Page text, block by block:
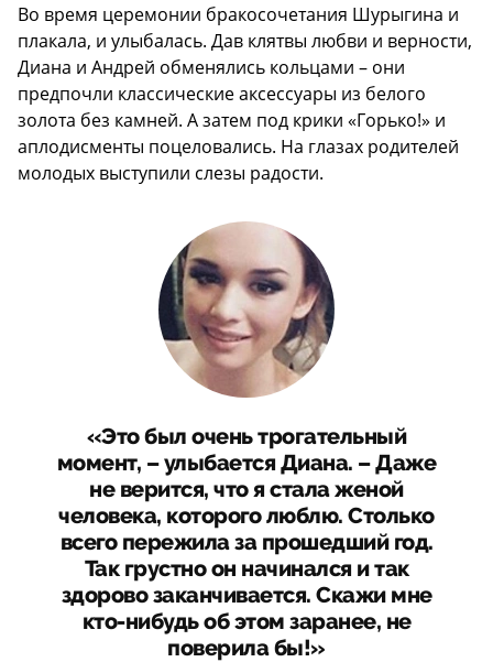
Во время церемонии бракосочетания Шурыгина и
плакала, и улыбалась. Дав клятвы любви и верности,
Диана и Андрей обменялись кольцами – они
предпочли классические аксессуары из белого
золота без камней. А затем под крики «Горько!» и
аплодисменты поцеловались. На глазах родителей
молодых выступили слезы радости.
«Это был очень трогательный
момент, – улыбается Диана. – Даже
не верится, что я стала женой
человека, которого люблю. Столько
всего пережила за прошедший год.
Так грустно он начинался и так
здорово заканчивается. Скажи мне
кто-нибудь об этом заранее, не
поверила бы!»